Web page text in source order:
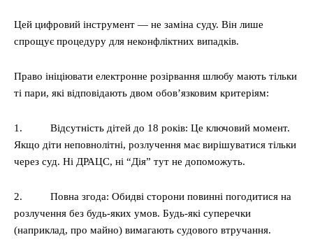
Цей цифровий інструмент — не заміна суду. Він лише
спрощує процедуру для неконфліктних випадків.
Право ініціювати електронне розірвання шлюбу мають тільки
ті пари, які відповідають двом обов’язковим критеріям:
1. Відсутність дітей до 18 років: Це ключовий момент.
Якщо діти неповнолітні, розлучення має вирішуватися тільки
через суд. Ні ДРАЦС, ні “Дія” тут не допоможуть.
2. Повна згода: Обидві сторони повинні погодитися на
розлучення без будь-яких умов. Будь-які суперечки
(наприклад, про майно) вимагають судового втручання.